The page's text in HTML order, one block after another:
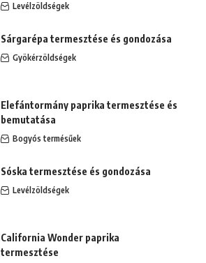
Levélzöldségek
Sárgarépa termesztése és gondozása
Gyökérzöldségek
Elefántormány paprika termesztése és
bemutatása
Bogyós termésűek
Sóska termesztése és gondozása
Levélzöldségek
California Wonder paprika
termesztése